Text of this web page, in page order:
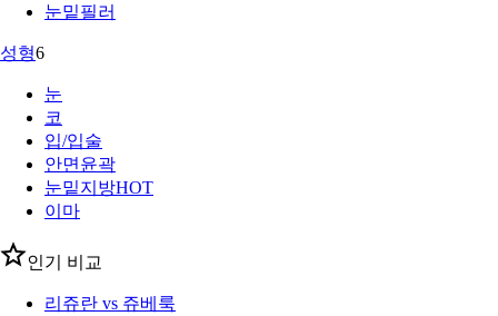
눈밑필러
성형6
눈
코
입/입술
안면윤곽
눈밑지방HOT
이마
인기 비교
리쥬란 vs 쥬베룩